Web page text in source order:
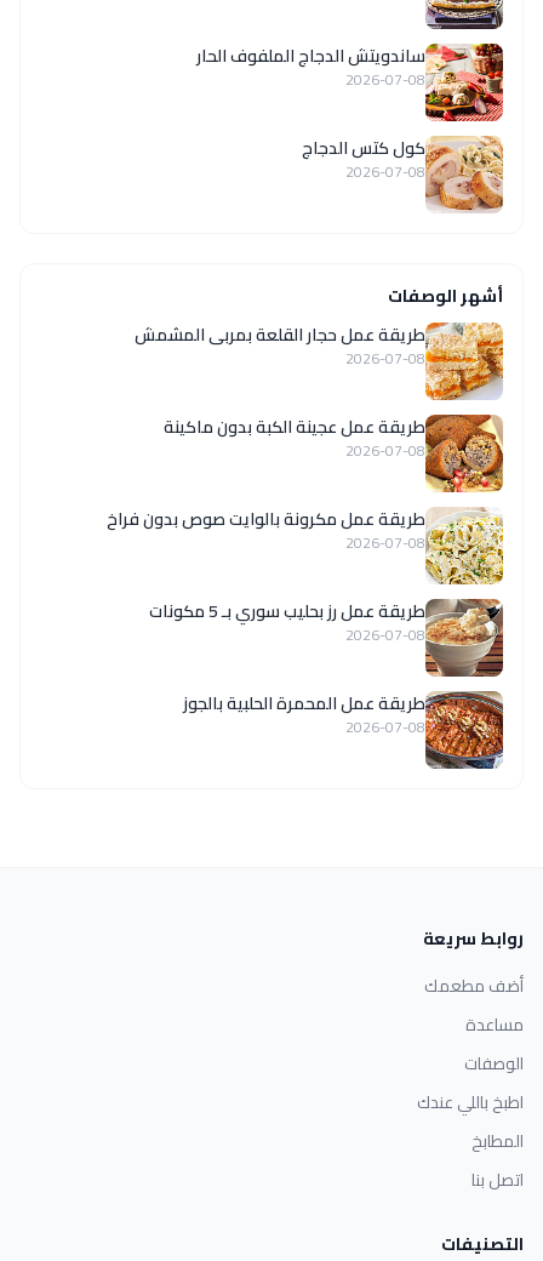
ساندويتش الدجاج الملفوف الحار
2026-07-08
كول كتس الدجاج
2026-07-08
أشهر الوصفات
طريقة عمل حجار القلعة بمربى المشمش
2026-07-08
طريقة عمل عجينة الكبة بدون ماكينة
2026-07-08
طريقة عمل مكرونة بالوايت صوص بدون فراخ
2026-07-08
طريقة عمل رز بحليب سوري بـ 5 مكونات
2026-07-08
طريقة عمل المحمرة الحلبية بالجوز
2026-07-08
روابط سريعة
أضف مطعمك
مساعدة
الوصفات
اطبخ باللي عندك
المطابخ
اتصل بنا
التصنيفات